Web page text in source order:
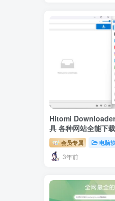
Hitomi
具 各种网站全能下载
会员专属 电脑
3年前